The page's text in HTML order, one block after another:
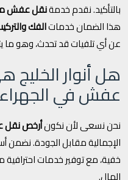
بالتأكيد. نقدم خدمةنقل عفش
هذا الضمان خدماتالفك
عن أي تلفيات قد تحدث، وهو
هل أنوار
عفش في
نحن نسعى لأن نكونأرخص نقل
الإجمالية مقابل الجودة.
خفية، مع توفير خدمات